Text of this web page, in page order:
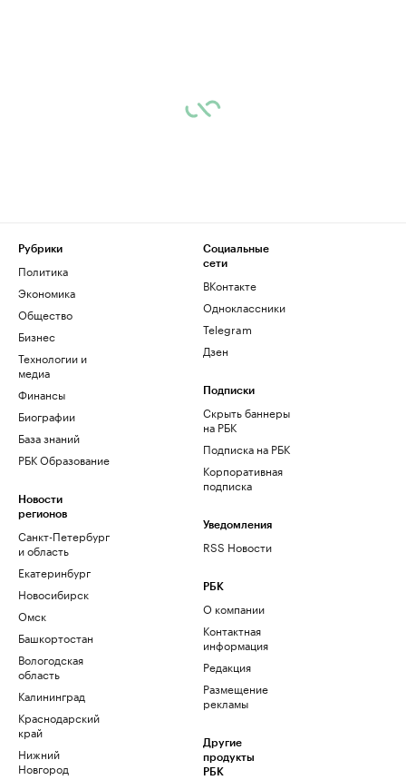
Рубрики
Политика
Экономика
Общество
Бизнес
Технологии и
медиа
Финансы
Биографии
База знаний
РБК Образование
Новости
регионов
Санкт-Петербург
и область
Екатеринбург
Новосибирск
Омск
Башкортостан
Вологодская
область
Калининград
Краснодарский
край
Нижний
Новгород
Социальные
сети
ВКонтакте
Одноклассники
Telegram
Дзен
Подписки
Скрыть баннеры
на РБК
Подписка на РБК
Корпоративная
подписка
Уведомления
RSS Новости
РБК
О компании
Контактная
информация
Редакция
Размещение
рекламы
Другие
продукты
РБК